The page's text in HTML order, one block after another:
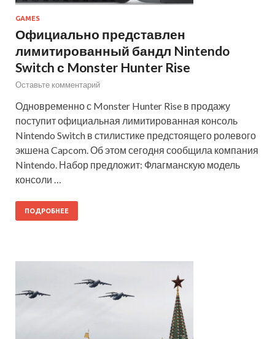
GAMES
Официально представлен
лимитированный бандл Nintendo
Switch с Monster Hunter Rise
Оставьте комментарий
Одновременно с Monster Hunter Rise в продажу
поступит официальная лимитированная консоль
Nintendo Switch в стилистике предстоящего ролевого
экшена Capcom. Об этом сегодня сообщила компания
Nintendo. Набор предложит: Флагманскую модель
консоли …
ПОДРОБНЕЕ